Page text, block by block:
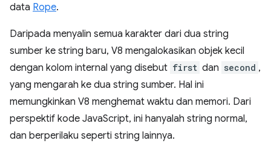
data Rope.
Daripada menyalin semua karakter dari dua string
sumber ke string baru, V8 mengalokasikan objek kecil
dengan kolom internal yang disebut first dan second ,
yang mengarah ke dua string sumber. Hal ini
memungkinkan V8 menghemat waktu dan memori. Dari
perspektif kode JavaScript, ini hanyalah string normal,
dan berperilaku seperti string lainnya.